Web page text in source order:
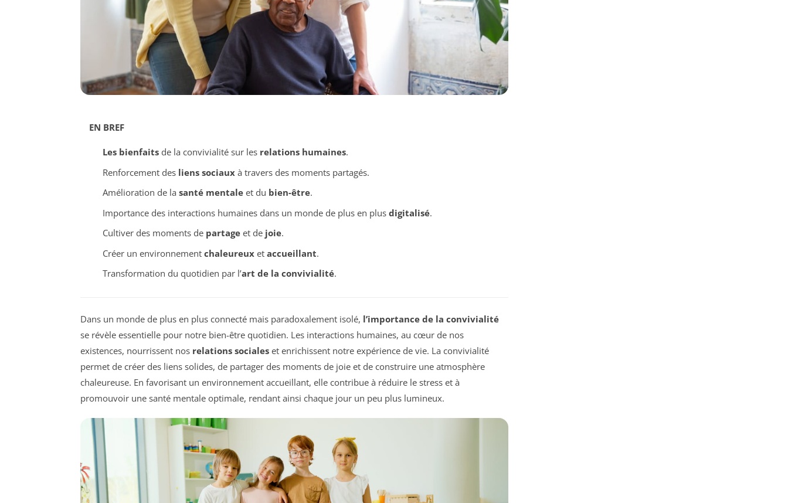
EN BREF
Les bienfaitsde la convivialité sur les relations humaines.
Renforcement des liens sociauxà travers des moments partagés.
Amélioration de la santé mentaleet du bien-être.
Importance des interactions humaines dans un monde de plus en plus digitalisé.
Cultiver des moments de partageet de joie.
Créer un environnement chaleureuxet accueillant.
Transformation du quotidien par l’art de la convivialité.
Dans un monde de plus en plus connecté mais paradoxalement isolé, l’importance de la convivialité
se révèle essentielle pour notre bien-être quotidien. Les interactions humaines, au cœur de nos
existences, nourrissent nos relations sociales et enrichissent notre expérience de vie. La convivialité
permet de créer des liens solides, de partager des moments de joie et de construire une atmosphère
chaleureuse. En favorisant un environnement accueillant, elle contribue à réduire le stress et à
promouvoir une santé mentale optimale, rendant ainsi chaque jour un peu plus lumineux.